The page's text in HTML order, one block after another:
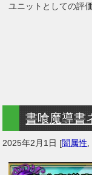
ユニットとしての評
書喰魔導書
2025年2月1日 [闇属性